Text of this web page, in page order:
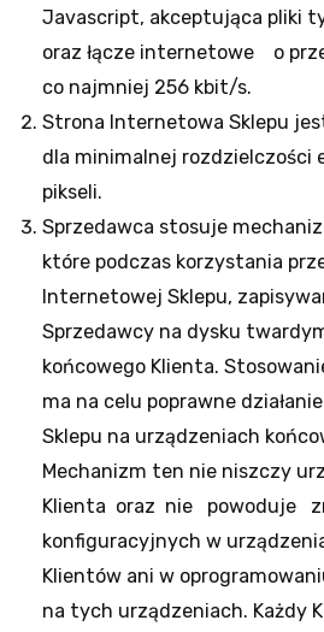
Javascript, akceptująca pliki
oraz łącze internetowe o
co najmniej 256 kbit/s.
Strona Internetowa Sklepu
dla minimalnej rozdzielczości
pikseli.
Sprzedawca stosuje
które podczas korzystania
Internetowej Sklepu,
Sprzedawcy na dysku
końcowego Klienta.
ma na celu poprawne
Sklepu na urządzeniach
Mechanizm ten nie niszczy
Klienta oraz nie powoduje
konfiguracyjnych w
Klientów ani w
na tych urządzeniach. Każdy